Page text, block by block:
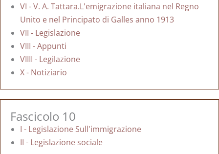
VI - V. A. Tattara.L'emigrazione italiana nel Regno
Unito e nel Principato di Galles anno 1913
VII - Legislazione
VIII - Appunti
VIIII - Legilazione
X - Notiziario
Fascicolo 10
I - Legislazione Sull'immigrazione
II - Legislazione sociale